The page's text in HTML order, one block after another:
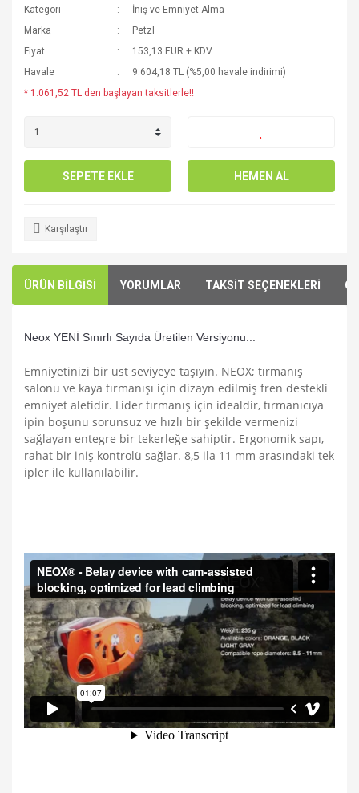
Kategori
İniş ve Emniyet Alma
Marka
Petzl
Fiyat
153,13 EUR + KDV
Havale
9.604,18 TL (%5,00 havale indirimi)
* 1.061,52 TL den başlayan taksitlerle!!
SEPETE EKLE HEMEN AL
Karşılaştır
ÜRÜN BİLGİSİ YORUMLAR TAKSİT SEÇENEKLERİ
Neox YENİ Sınırlı Sayıda Üretilen Versiyonu...
Emniyetinizi bir üst seviyeye taşıyın. NEOX; tırmanış
salonu ve kaya tırmanışı için dizayn edilmiş fren destekli
emniyet aletidir. Lider tırmanış için idealdir, tırmanıcıya
ipin boşunu sorunsuz ve hızlı bir şekilde vermenizi
sağlayan entegre bir tekerleğe sahiptir. Ergonomik sapı,
rahat bir iniş kontrolü sağlar. 8,5 ila 11 mm arasındaki tek
ipler ile kullanılabilir.